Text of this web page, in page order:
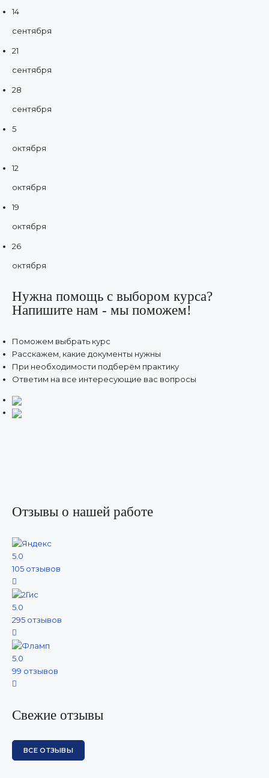
14
сентября
21
сентября
28
сентября
5
октября
12
октября
19
октября
26
октября
Нужна помощь с выбором курса?
Напишите нам - мы поможем!
Поможем выбрать курс
Расскажем, какие документы нужны
При необходимости подберём практику
Ответим на все интересующие вас вопросы
Отзывы о нашей работе
5.0
105 отзывов
5.0
295 отзывов
5.0
99 отзывов
Свежие отзывы
ВСЕ ОТЗЫВЫ